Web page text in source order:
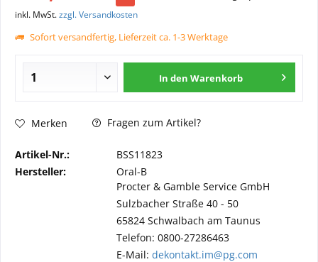
inkl. MwSt.zzgl. Versandkosten
Sofort versandfertig, Lieferzeit ca. 1-3 Werktage
In den Warenkorb
Merken Fragen zum Artikel?
Artikel-Nr.:
BSS11823
Hersteller:
Oral-B
Procter & Gamble Service GmbH
Sulzbacher Straße 40 - 50
65824 Schwalbach am Taunus
Telefon: 0800-27286463
E-Mail: dekontakt.im@pg.com